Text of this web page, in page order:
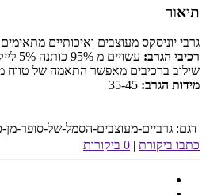
תיאור
גרבי יוניסקס מעוצבים ואיכותיים
רכיבי הגרב: עשויים מ 95% כותנה 5% לייקרה
שילוב ברכיבים מאפשר התאמה של טווח
מידות הגרב: 35-45
דגם: גרביים-מעוצבים-הסמל-של-סופר-מן-
כתבו ביקורת | 0 ביקורות